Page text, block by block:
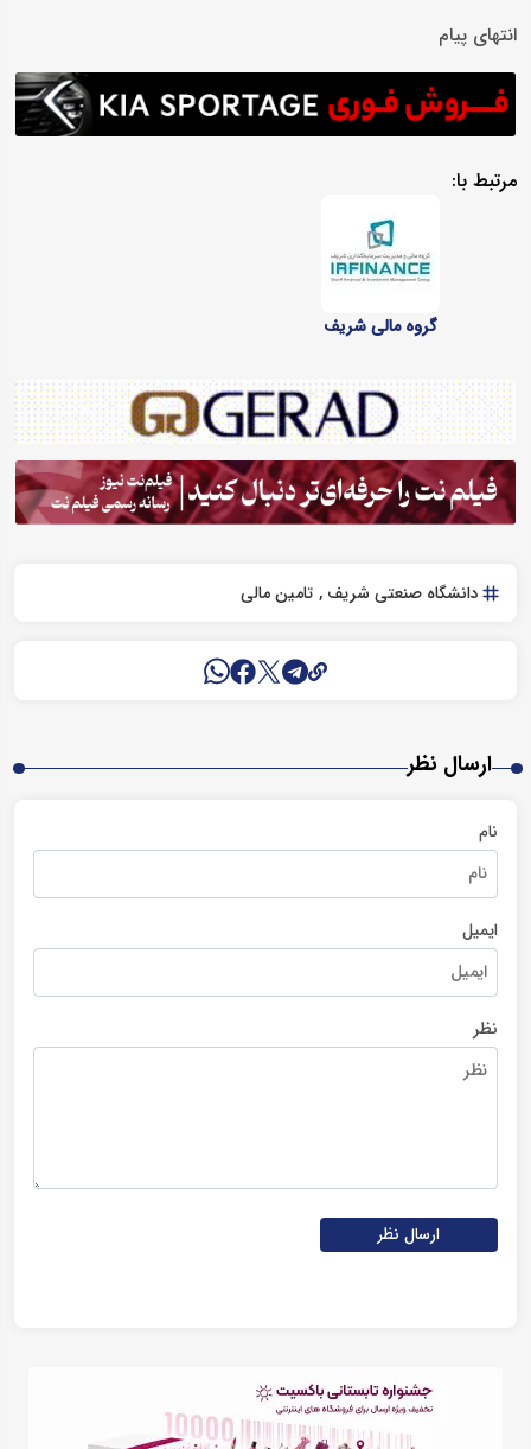
انتهای پیام
مرتبط با:
گروه مالی شریف
دانشگاه صنعتی شریف تامین مالی
ارسال نظر
نام
ایمیل
نظر
ارسال نظر